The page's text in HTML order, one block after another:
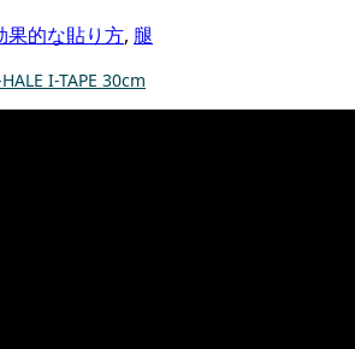
果的な貼り方, 腿
I-TAPE 30cm